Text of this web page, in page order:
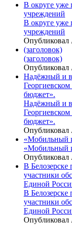
В округе уже
учреждений
В округе уже
учреждений
Опубликовал
(заголовок)
(заголовок)
Опубликовал
Надёжный и
бюджет».
Надёжный и
бюджет».
Опубликовал
«Мобильный
«Мобильный
Опубликовал
В Белозерске
участники
Единой
В Белозерске
участники
Единой
Опубликовал